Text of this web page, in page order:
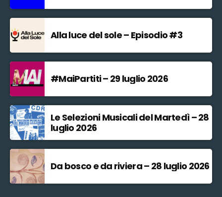
Alla luce del sole – Episodio #3
#MaiPartiti – 29 luglio 2026
Le Selezioni Musicali del Martedì – 28
luglio 2026
Da bosco e da riviera – 28 luglio 2026